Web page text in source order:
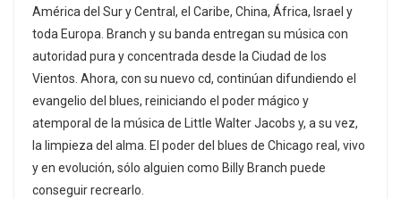
América del Sur y Central, el Caribe, China, África, Israel y
toda Europa. Branch y su banda entregan su música con
autoridad pura y concentrada desde la Ciudad de los
Vientos. Ahora, con su nuevo cd, continúan difundiendo el
evangelio del blues, reiniciando el poder mágico y
atemporal de la música de Little Walter Jacobs y, a su vez,
la limpieza del alma. El poder del blues de Chicago real, vivo
y en evolución, sólo alguien como Billy Branch puede
conseguir recrearlo.